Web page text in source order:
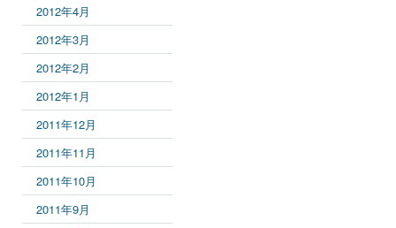
2012年4月
2012年3月
2012年2月
2012年1月
2011年12月
2011年11月
2011年10月
2011年9月